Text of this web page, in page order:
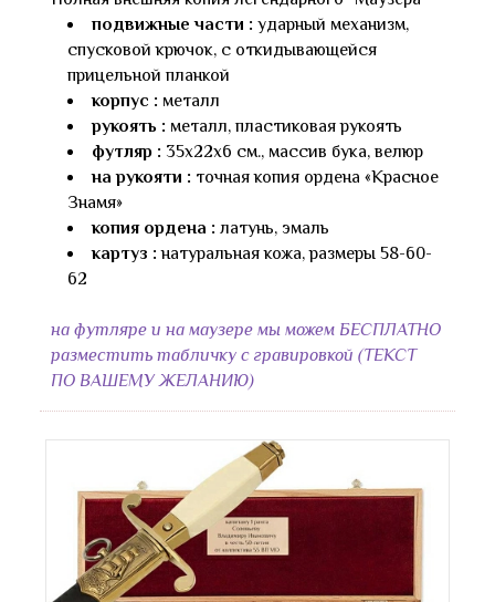
подвижные части : ударный механизм,
спусковой крючок, с откидывающейся
прицельной планкой
корпус : металл
рукоять : металл, пластиковая рукоять
футляр : 35x22х6 см., массив бука, велюр
на рукояти : точная копия ордена «Красное
Знамя»
копия ордена : латунь, эмаль
картуз : натуральная кожа, размеры 58-60-
62
на футляре и на маузере мы можем БЕСПЛАТНО
разместить табличку с гравировкой (ТЕКСТ
ПО ВАШЕМУ ЖЕЛАНИЮ)